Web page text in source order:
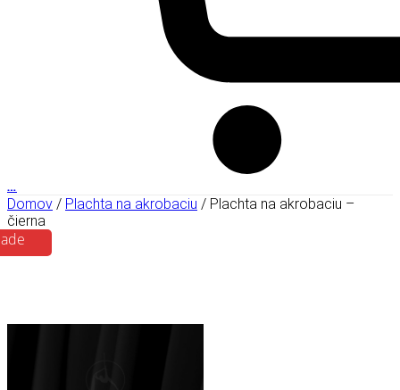
…
Domov / Plachta na akrobaciu / Plachta na akrobaciu –
čierna